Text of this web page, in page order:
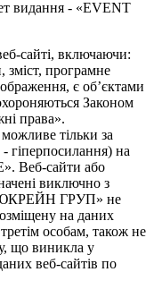
- «EVENT
сайті, включаючи:
зміст, програмне
є об’єктами
Законом
права».
тільки за
гіперпосилання) на
Веб-сайти або
виключно з
ЮКРЕЙН ГРУП» не
на даних
особам, також не
що виникла у
веб-сайтів по